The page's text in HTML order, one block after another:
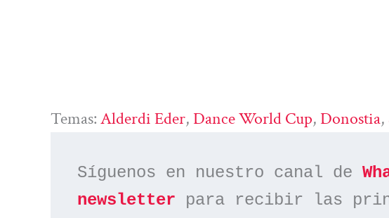
Temas:Alderdi Eder, Dance World Cup, Donostia,
Síguenos en nuestro canal de
newsletter para recibir las